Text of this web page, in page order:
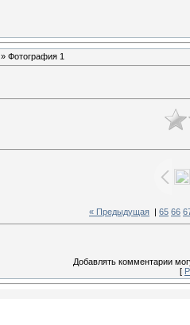
» Фотография 1
« Предыдущая 65 66
Добавлять комментарии
[